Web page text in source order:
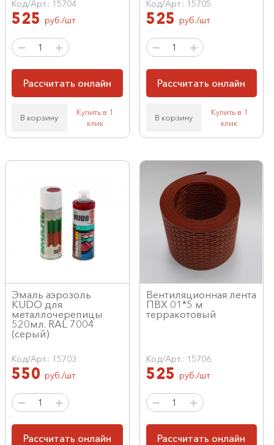
Код/Арт.: 15704
525 руб./шт
Рассчитать онлайн
В корзину
Купить в 1
клик
Код/Арт.: 15705
525 руб./шт
Рассчитать онлайн
В корзину
Купить в 1
клик
Эмаль аэрозоль
KUDO для
металлочерепицы
520мл. RAL 7004
(серый)
Код/Арт.: 15703
550 руб./шт
Рассчитать онлайн
Вентиляционная лента
ПВХ 01*5 м
терракотовый
Код/Арт.: 15706
525 руб./шт
Рассчитать онлайн